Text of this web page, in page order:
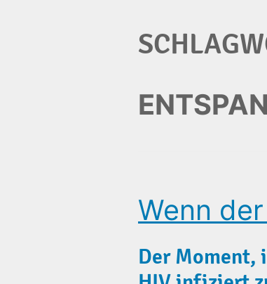
Wenn
Der Moment,